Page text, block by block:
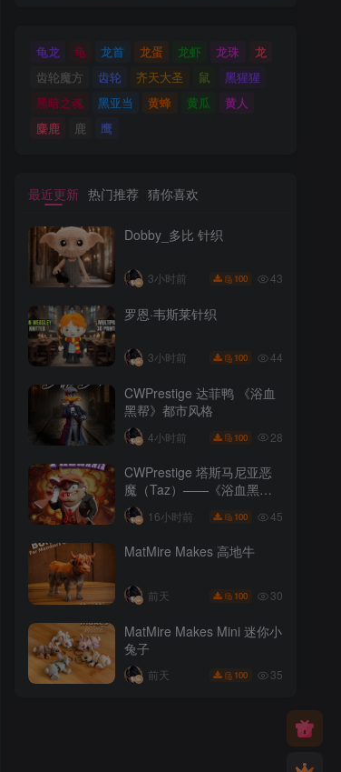
龟龙 龟 龙首 龙蛋 龙虾 龙珠
龙
齿轮魔方
齿轮 齐天大圣 鼠
黑猩猩
黑暗之魂
黑亚当 黄蜂 黄瓜
黄人
麋鹿
鹿 鹰
最近更新 热门推荐 猜你喜欢
Dobby_多比 针织
3小时前 100 43
罗恩·韦斯莱针织
3小时前 100 44
CWPrestige 达菲鸭 《浴血
黑帮》都市风格
4小时前 100 28
CWPrestige 塔斯马尼亚恶
魔（Taz）——《浴血黑
帮》
16小时前 100 45
MatMire Makes 高地牛
前天 100 30
MatMire Makes Mini 迷你小
兔子
前天 100 35